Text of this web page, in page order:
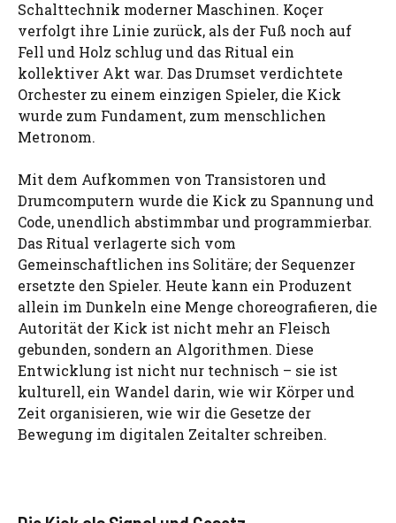
Schalttechnik moderner Maschinen. Koçer
verfolgt ihre Linie zurück, als der Fuß noch auf
Fell und Holz schlug und das Ritual ein
kollektiver Akt war. Das Drumset verdichtete
Orchester zu einem einzigen Spieler, die Kick
wurde zum Fundament, zum menschlichen
Metronom.
Mit dem Aufkommen von Transistoren und
Drumcomputern wurde die Kick zu Spannung und
Code, unendlich abstimmbar und programmierbar.
Das Ritual verlagerte sich vom
Gemeinschaftlichen ins Solitäre; der Sequenzer
ersetzte den Spieler. Heute kann ein Produzent
allein im Dunkeln eine Menge choreografieren, die
Autorität der Kick ist nicht mehr an Fleisch
gebunden, sondern an Algorithmen. Diese
Entwicklung ist nicht nur technisch – sie ist
kulturell, ein Wandel darin, wie wir Körper und
Zeit organisieren, wie wir die Gesetze der
Bewegung im digitalen Zeitalter schreiben.